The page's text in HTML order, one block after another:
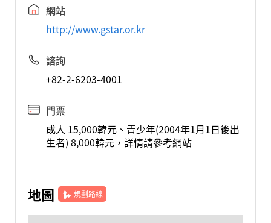
網站
http://www.gstar.or.kr
諮詢
+82-2-6203-4001
門票
成人 15,000韓元、青少年(2004年1月1日後出
生者) 8,000韓元，詳情請參考網站
地圖 規劃路線